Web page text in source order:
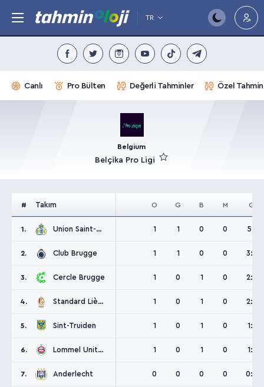
TR
Canlı Pro Bülten Değerli Tahminler Özel
Belgium
Belçika Pro Ligi
# Takım O G B M G
1. Union Saint-Gilloise 1 1 0 0 5:1
2. Club Brugge 1 1 0 0 3:0
3. Cercle Brugge 1 0 1 0 2:2
4. Standard Liège 1 0 1 0 2:2
5. Sint-Truiden 1 0 1 0 1:1
6. Lommel United 1 0 1 0 1:1
7. Anderlecht 0 0 0 0 0:0